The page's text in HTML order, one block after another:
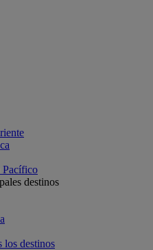
Pacífico
destinos
los destinos